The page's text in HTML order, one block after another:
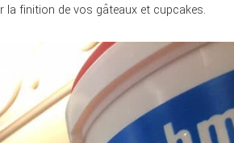
finition de vos gâteaux et cupcakes.